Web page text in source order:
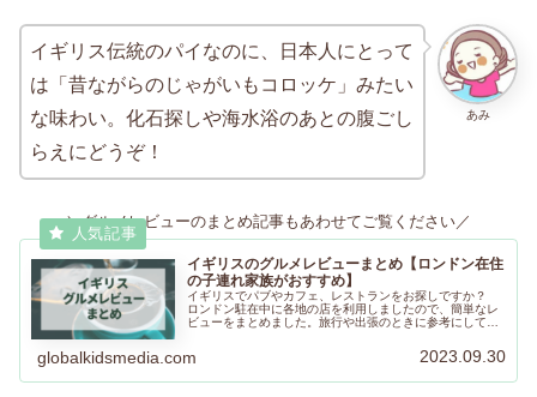
あみ
イギリス伝統のパイなのに、日本人にとって
は「昔ながらのじゃがいもコロッケ」みたい
な味わい。化石探しや海水浴のあとの腹ごし
らえにどうぞ！
＼グルメレビューのまとめ記事もあわせてご覧ください／
イギリスのグルメレビューまとめ【ロンドン在住
の子連れ家族がおすすめ】
イギリスでパブやカフェ、レストランをお探しですか？
ロンドン駐在中に各地の店を利用しましたので、簡単なレ
ビューをまとめました。旅行や出張のときに参考にしてい
あります。楽しいひとときをお過ごしください。
globalkidsmedia.com 2023.09.30